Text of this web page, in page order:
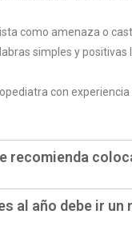
como amenaza o
simples y positivas
con
recomienda
al año debe ir un